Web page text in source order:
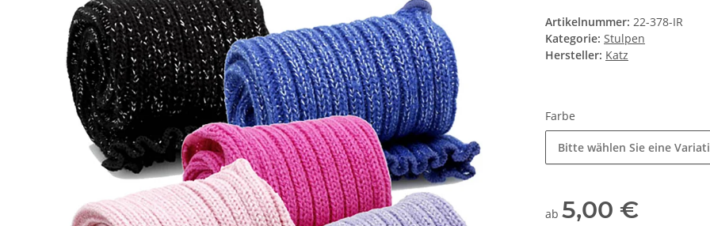
Artikelnummer: 22-378-IR
Kategorie: Stulpen
Hersteller: Katz
Farbe
Bitte wählen Sie eine
ab 5,00 €